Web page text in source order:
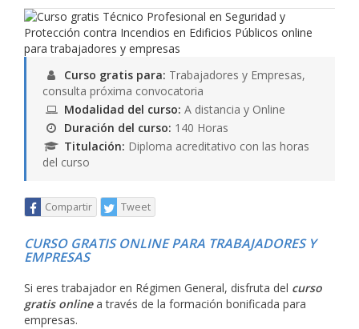
Curso gratis para: Trabajadores y Empresas,
consulta próxima convocatoria
Modalidad del curso: A distancia y Online
Duración del curso: 140 Horas
Titulación: Diploma acreditativo con las horas
del curso
Compartir Tweet
CURSO GRATIS ONLINE PARA TRABAJADORES Y
EMPRESAS
Si eres trabajador en Régimen General, disfruta del curso
gratis onlinea través de la formación bonificada para
empresas.